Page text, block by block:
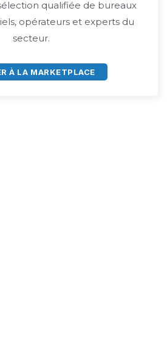
qualifiée de bureaux
opérateurs et experts du
secteur.
À LA MARKETPLACE